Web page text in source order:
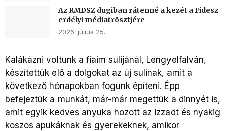
Az RMDSZ dugiban rátenné a kezét a Fidesz
erdélyi médiatrösztjére
2026. július 25.
Kalákázni voltunk a fiaim sulijánál, Lengyelfalván,
készítettük elő a dolgokat az új sulinak, amit a
következő hónapokban fogunk építeni. Épp
befejeztük a munkát, már-már megettük a dinnyét is,
amit egyik kedves anyuka hozott az izzadt és nyakig
koszos apukáknak és gyerekeknek, amikor